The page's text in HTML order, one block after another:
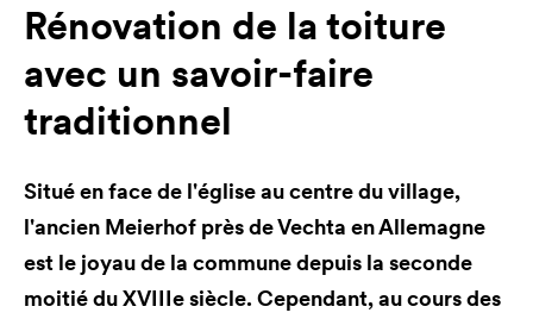
Rénovation de la toiture
avec un savoir-faire
traditionnel
Situé en face de l'église au centre du village,
l'ancien Meierhof près de Vechta en Allemagne
est le joyau de la commune depuis la seconde
moitié du XVIIIe siècle. Cependant, au cours des